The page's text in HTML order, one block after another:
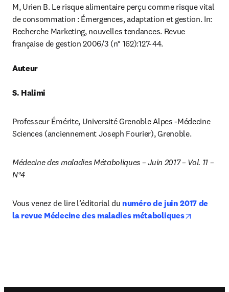
M, Urien B. Le risque alimentaire perçu comme risque vital
de consommation : Émergences, adaptation et gestion. In:
Recherche Marketing, nouvelles tendances. Revue
française de gestion 2006/3 (n° 162):127-44.
Auteur
S. Halimi
Professeur Émérite, Université Grenoble Alpes -Médecine
Sciences (anciennement Joseph Fourier), Grenoble.
Médecine des maladies Métaboliques – Juin 2017 – Vol. 11 –
N°4
Vous venez de lire l’éditorial du numéro de juin 2017 de
la revue Médecine des maladies métaboliques